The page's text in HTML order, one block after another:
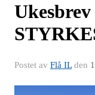
Postet av Flå ILden